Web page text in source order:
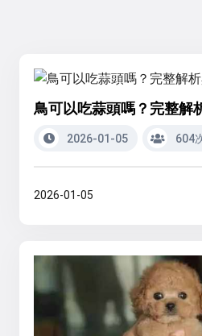
鳥可以吃蒜頭嗎？完整解
2026-01-05 604
2026-01-05